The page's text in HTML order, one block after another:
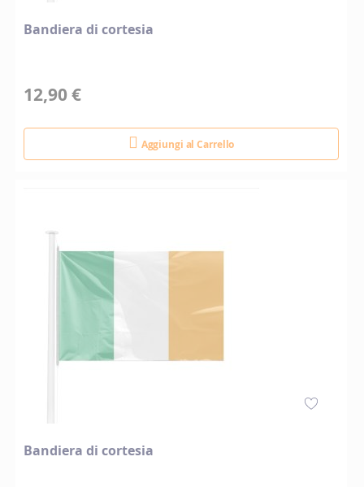
Bandiera di cortesia
12,90 €
Aggiungi al Carrello
Bandiera di cortesia